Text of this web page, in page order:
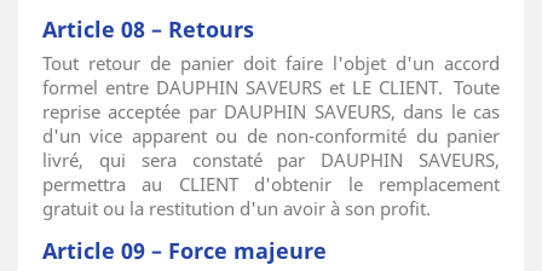
Article 08 – Retours
Tout retour de panier doit faire l'objet d'un accord
formel entre DAUPHIN SAVEURS et LE CLIENT. Toute
reprise acceptée par DAUPHIN SAVEURS, dans le cas
d'un vice apparent ou de non-conformité du panier
livré, qui sera constaté par DAUPHIN SAVEURS,
permettra au CLIENT d'obtenir le remplacement
gratuit ou la restitution d'un avoir à son profit.
Article 09 – Force majeure